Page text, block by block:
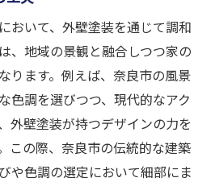
おいて、外壁塗装を通じて調和
、地域の景観と融合しつつ家の
ります。例えば、奈良市の風景
色調を選びつつ、現代的なアク
外壁塗装が持つデザインの力を
この際、奈良市の伝統的な建築
や色調の選定において細部にま